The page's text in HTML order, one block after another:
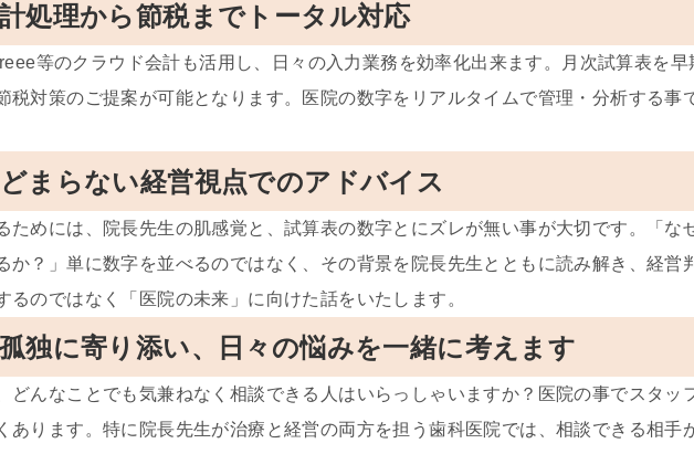
処理から節税までトータル対応
等のクラウド会計も活用し、日々の入力業務を効率化出来ます。月次試算表を
税対策のご提案が可能となります。医院の数字をリアルタイムで管理・分析する事
まらない経営視点でのアドバイス
ためには、院長先生の肌感覚と、試算表の数字とにズレが無い事が大切です。「な
か？」単に数字を並べるのではなく、その背景を院長先生とともに読み解き、経営
るのではなく「医院の未来」に向けた話をいたします。
独に寄り添い、日々の悩みを一緒に考えます
どんなことでも気兼ねなく相談できる人はいらっしゃいますか？医院の事でスタッ
あります。特に院長先生が治療と経営の両方を担う歯科医院では、相談できる相手